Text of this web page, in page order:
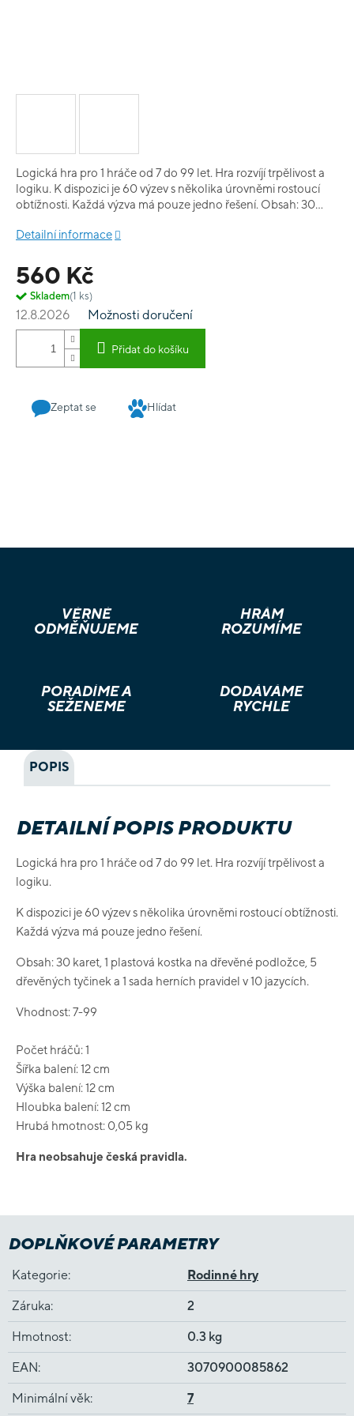
560 Kč
Skladem(1 ks)
12.8.2026 Možnosti doručení
Přidat do košíku
Logická hra pro 1 hráče od 7 do 99 let. Hra rozvíjí trpělivost a
logiku. K dispozici je 60 výzev s několika úrovněmi rostoucí
obtížnosti. Každá výzva má pouze jedno řešení. Obsah: 30
tyčinek a 1 sada herních pravidel v 10 jazycích. Vhodnost: 7-99
balení: 12 cm Hrubá hmotnost: 0,05 kg Hra neobsahuje česká
pravidla.
Detailní informace
Zeptat se Hlídat
VĚRNÉ
ODMĚŇUJEME
HRÁM
ROZUMÍME
PORADÍME A
SEŽENEME
DODÁVÁME
RYCHLE
POPIS
DETAILNÍ POPIS PRODUKTU
Logická hra pro 1 hráče od 7 do 99 let. Hra rozvíjí trpělivost a
logiku.
K dispozici je 60 výzev s několika úrovněmi rostoucí obtížnosti.
Každá výzva má pouze jedno řešení.
Obsah: 30 karet, 1 plastová kostka na dřevěné podložce, 5
dřevěných tyčinek a 1 sada herních pravidel v 10 jazycích.
Vhodnost: 7-99
Počet hráčů: 1
Šířka balení: 12 cm
Výška balení: 12 cm
Hloubka balení: 12 cm
Hrubá hmotnost: 0,05 kg
Hra neobsahuje česká pravidla.
DOPLŇKOVÉ PARAMETRY
Kategorie: Rodinné hry
Záruka: 2
Hmotnost: 0.3 kg
EAN: 3070900085862
Minimální věk: 7